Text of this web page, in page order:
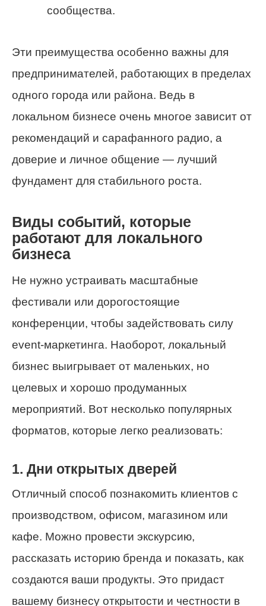
сообщества.
Эти преимущества особенно важны для
предпринимателей, работающих в пределах
одного города или района. Ведь в
локальном бизнесе очень многое зависит от
рекомендаций и сарафанного радио, а
доверие и личное общение — лучший
фундамент для стабильного роста.
Виды событий, которые
работают для локального
бизнеса
Не нужно устраивать масштабные
фестивали или дорогостоящие
конференции, чтобы задействовать силу
event-маркетинга. Наоборот, локальный
бизнес выигрывает от маленьких, но
целевых и хорошо продуманных
мероприятий. Вот несколько популярных
форматов, которые легко реализовать:
1. Дни открытых дверей
Отличный способ познакомить клиентов с
производством, офисом, магазином или
кафе. Можно провести экскурсию,
рассказать историю бренда и показать, как
создаются ваши продукты. Это придаст
вашему бизнесу открытости и честности в